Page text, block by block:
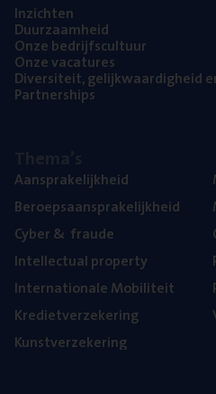
Inzich­ten
Duur­zaam­heid
Onze bedrijfs­cul­tuur
Onze vaca­tu­res
Diver­si­teit, gelijk­waar­dig­heid
Part­ner­ships
Aan­spra­ke­lijk­heid
Beroeps­aan­spra­ke­lijk­heid
Cyber& fraude
Intel­lec­tu­al property
Inter­na­ti­o­na­le Mobiliteit
Kre­diet­ver­ze­ke­ring
Kunst­ver­ze­ke­ring